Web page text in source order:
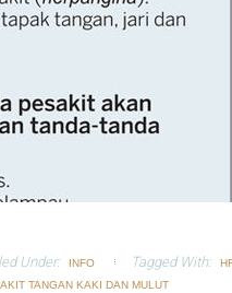
Under: INFO Tagged With:
TANGAN KAKI DAN MULUT